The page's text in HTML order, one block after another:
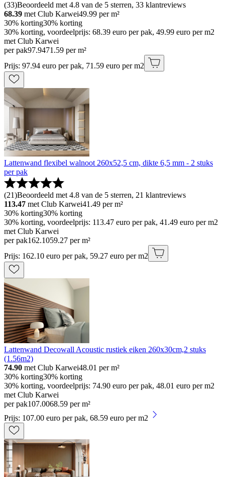
(33)Beoordeeld met 4.8 van de 5 sterren, 33 klantreviews
68.39 met Club Karwei49.99 per m²
30% korting30% korting
30% korting, voordeelprijs: 68.39 euro per pak, 49.99 euro per m2
met Club Karwei
per pak97.9471.59 per m²
Prijs: 97.94 euro per pak, 71.59 euro per m2
Lattenwand flexibel walnoot 260x52,5 cm, dikte 6,5 mm - 2 stuks
per pak
(21)Beoordeeld met 4.8 van de 5 sterren, 21 klantreviews
113.47 met Club Karwei41.49 per m²
30% korting30% korting
30% korting, voordeelprijs: 113.47 euro per pak, 41.49 euro per m2
met Club Karwei
per pak162.1059.27 per m²
Prijs: 162.10 euro per pak, 59.27 euro per m2
Lattenwand Decowall Acoustic rustiek eiken 260x30cm,2 stuks
(1.56m2)
74.90 met Club Karwei48.01 per m²
30% korting30% korting
30% korting, voordeelprijs: 74.90 euro per pak, 48.01 euro per m2
met Club Karwei
per pak107.0068.59 per m²
Prijs: 107.00 euro per pak, 68.59 euro per m2